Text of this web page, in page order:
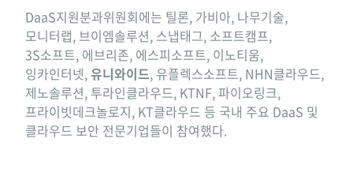
DaaS지원분과위원회에는 틸론, 가비아, 나무기술,
모니터랩, 브이엠솔루션, 스냅태그, 소프트캠프,
3S소프트, 에브리존, 에스피소프트, 이노티움,
잉카인터넷, 유니와이드, 유플렉스소프트, NHN클라우드,
제노솔루션, 투라인클라우드, KTNF, 파이오링크,
프라이빗데크놀로지, KT클라우드 등 국내 주요 DaaS 및
클라우드 보안 전문기업들이 참여했다.